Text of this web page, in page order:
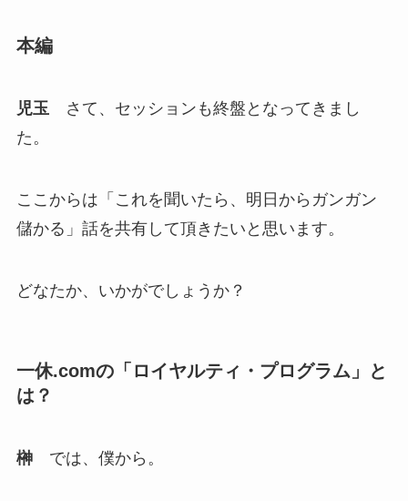
本編
児玉さて、セッションも終盤となってきまし
た。
ここからは「これを聞いたら、明日からガンガン
儲かる」話を共有して頂きたいと思います。
どなたか、いかがでしょうか？
一休.comの「ロイヤルティ・プログラム」と
は？
榊では、僕から。